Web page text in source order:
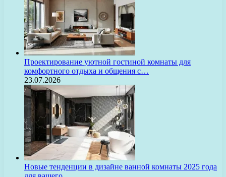
Проектирование уютной гостиной комнаты для
комфортного отдыха и общения с…
23.07.2026
Новые тенденции в дизайне ванной комнаты 2025 года